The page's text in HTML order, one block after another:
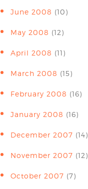
June 2008 (10)
May 2008 (12)
April 2008 (11)
March 2008 (15)
February 2008 (16)
January 2008 (16)
December 2007 (14)
November 2007 (12)
October 2007 (7)